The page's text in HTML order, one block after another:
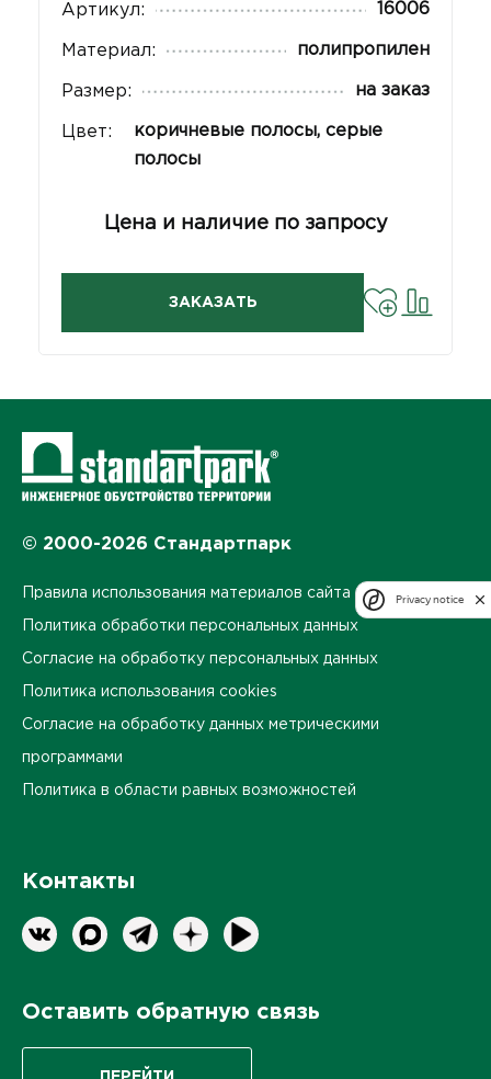
Артикул: 16006
Материал: полипропилен
Размер: на заказ
Цвет:
коричневые полосы, серые
полосы
Цена и наличие по запросу
ЗАКАЗАТЬ
© 2000-2026 Стандартпарк
Правила использования материалов сайта
Политика обработки персональных данных
Согласие на обработку персональных данных
Политика использования cookies
Согласие на обработку данных метрическими
программами
Политика в области равных возможностей
Контакты
Оставить обратную связь
Privacy notice